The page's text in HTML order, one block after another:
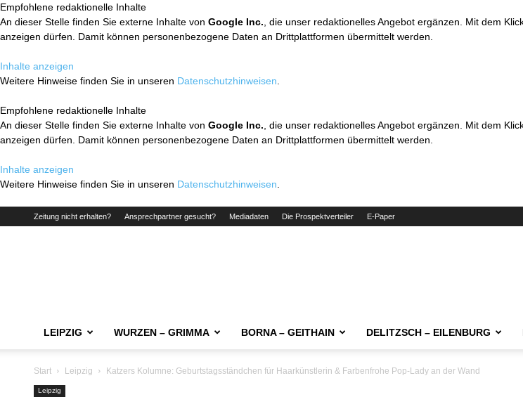
Empfohlene redaktionelle Inhalte
An dieser Stelle finden Sie externe Inhalte von Google Inc. , die unser redaktionelles Angebot ergänzen. Mit dem
anzeigen dürfen. Damit können personenbezogene Daten an Drittplattformen übermittelt werden.
Inhalte anzeigen
Weitere Hinweise finden Sie in unseren Datenschutzhinweisen
Empfohlene redaktionelle Inhalte
An dieser Stelle finden Sie externe Inhalte von Google Inc. , die unser redaktionelles Angebot ergänzen. Mit dem
anzeigen dürfen. Damit können personenbezogene Daten an Drittplattformen übermittelt werden.
Inhalte anzeigen
Weitere Hinweise finden Sie in unseren Datenschutzhinweisen
Zeitung nicht erhalten? Ansprechpartner gesucht? Mediadaten Die Prospektverteiler E-Paper
LEIPZIG WURZEN – GRIMMA BORNA – GEITHAIN DELITZSCH – EILENBURG
Start Leipzig Katzers Kolumne: Geburtstagsständchen für Haarkünstlerin & Farbenfrohe Pop-Lady an der Wand
Leipzig